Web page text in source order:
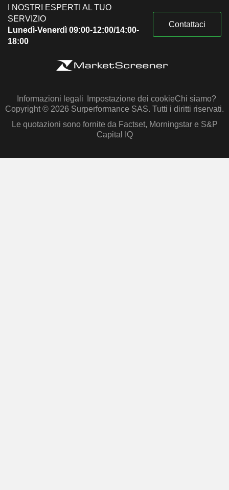
I NOSTRI ESPERTI AL TUO
SERVIZIO
Lunedì-Venerdì 09:00-12:00/14:00-
18:00
Contattaci
Informazioni legali Impostazione dei cookieChi siamo?
Copyright © 2026 Surperformance SAS. Tutti i diritti riservati.
Le quotazioni sono fornite da Factset, Morningstar e S&P
Capital IQ